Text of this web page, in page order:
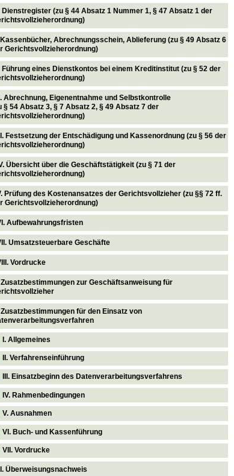
Dienstregister (zu § 44 Absatz 1 Nummer 1, § 47 Absatz 1 der
Abrechnungsschein, Ablieferung (zu § 49 Absatz 6
Gerichtsvollzieherordnung)
Führung eines Dienstkontos bei einem Kreditinstitut (zu § 52 der
Abrechnung, Eigenentnahme und Selbstkontrolle
§ 54 Absatz 3, § 7 Absatz 2, § 49 Absatz 7 der
Festsetzung der Entschädigung und Kassenordnung (zu § 56 der
Übersicht über die Geschäftstätigkeit (zu § 71 der
Prüfung des Kostenansatzes der Gerichtsvollzieher (zu §§ 72 ff.
Gerichtsvollzieherordnung)
Aufbewahrungsfristen
Umsatzsteuerbare Geschäfte
Vordrucke
Zusatzbestimmungen zur Geschäftsanweisung für
Zusatzbestimmungen für den Einsatz von
I. Allgemeines
II. Verfahrenseinführung
III. Einsatzbeginn des Datenverarbeitungsverfahrens
IV. Rahmenbedingungen
V. Ausnahmen
VI. Buch- und Kassenführung
VII. Vordrucke
Überweisungsnachweis